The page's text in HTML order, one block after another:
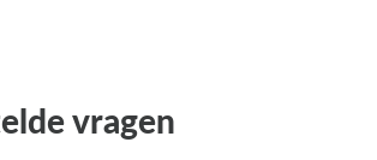
vragen